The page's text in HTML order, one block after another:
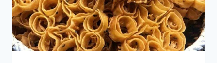
ഇങ്ങനെ
ഉണ്ടാക്കൂ!
|
SUPER
DOSA